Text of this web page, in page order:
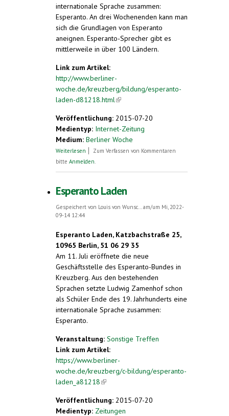
internationale Sprache zusammen:
Esperanto. An drei Wochenenden kann man
sich die Grundlagen von Esperanto
aneignen. Esperanto-Sprecher gibt es
mittlerweile in über 100 Ländern.
Link zum Artikel:
http://www.berliner-
woche.de/kreuzberg/bildung/esperanto-
laden-d81218.html(link is external)
Veröffentlichung: 2015-07-20
Medientyp: Internet-Zeitung
Medium: Berliner Woche
Weiterlesen über Esperanto Laden
Zum Verfassen von Kommentaren
bitte Anmelden.
Esperanto Laden
Gespeichert von Louis von Wunsc...
am/um Mi, 2022-
09-14 12:44
Esperanto Laden, Katzbachstraße 25,
10965 Berlin, 51 06 29 35
Am 11. Juli eröffnete die neue
Geschäftsstelle des Esperanto-Bundes in
Kreuzberg. Aus den bestehenden
Sprachen setzte Ludwig Zamenhof schon
als Schüler Ende des 19. Jahrhunderts eine
internationale Sprache zusammen:
Esperanto.
Veranstaltung: Sonstige Treffen
Link zum Artikel:
https://www.berliner-
woche.de/kreuzberg/c-bildung/esperanto-
laden_a81218(link is external)
Veröffentlichung: 2015-07-20
Medientyp: Zeitungen